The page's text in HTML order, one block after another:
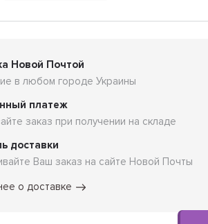
Новой Почтой
в любом городе Украины
платеж
заказ при получении на складе
доставки
Ваш заказ на сайте Новой Почты
о доставке